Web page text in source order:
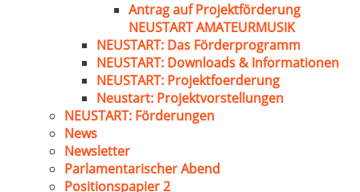
Antrag auf Projektförderung
NEUSTART AMATEURMUSIK
NEUSTART: Das Förderprogramm
NEUSTART: Downloads & Informationen
NEUSTART: Projektfoerderung
Neustart: Projektvorstellungen
NEUSTART: Förderungen
News
Newsletter
Parlamentarischer Abend
Positionspapier 2